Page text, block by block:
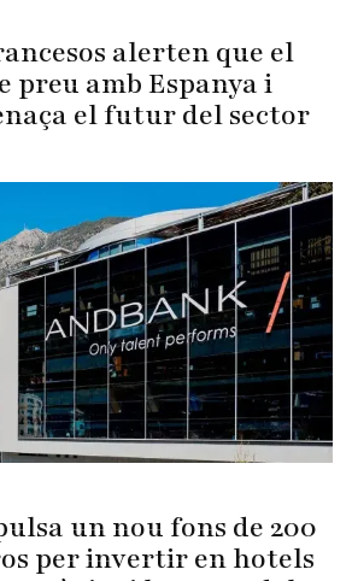
alerten que el
preu amb Espanya i
el futur del sector
un nou fons de 200
per invertir en hotels